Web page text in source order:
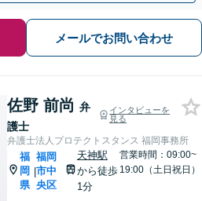
メールでお問い合わせ
佐野 前尚 弁
護士
インタビューを
見る
弁護士法人プロテクトスタンス 福岡事務所
福
岡
県
|
福岡
市中
央区
天神駅
から徒歩
1分
営業時間：09:00~
19:00（土日祝日）